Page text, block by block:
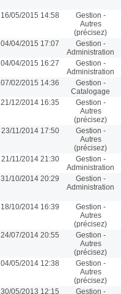
16/05/2015 14:58
Gestion -
Autres
(précisez)
04/04/2015 17:07
Gestion -
Administration
04/04/2015 16:27
Gestion -
Administration
07/02/2015 14:36
Gestion -
Catalogage
21/12/2014 16:35
Gestion -
Autres
(précisez)
23/11/2014 17:50
Gestion -
Autres
(précisez)
21/11/2014 21:30
Gestion -
Administration
31/10/2014 20:29
Gestion -
Administration
18/10/2014 16:39
Gestion -
Autres
(précisez)
24/07/2014 20:55
Gestion -
Autres
(précisez)
04/05/2014 12:38
Gestion -
Autres
(précisez)
30/05/2013 12:15 Gestion -